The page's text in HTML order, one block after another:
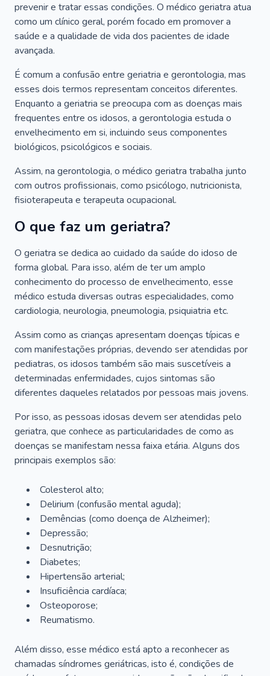
prevenir e tratar essas condições. O médico geriatra atua
como um clínico geral, porém focado em promover a
saúde e a qualidade de vida dos pacientes de idade
avançada.
É comum a confusão entre geriatria e gerontologia, mas
esses dois termos representam conceitos diferentes.
Enquanto a geriatria se preocupa com as doenças mais
frequentes entre os idosos, a gerontologia estuda o
envelhecimento em si, incluindo seus componentes
biológicos, psicológicos e sociais.
Assim, na gerontologia, o médico geriatra trabalha junto
com outros profissionais, como psicólogo, nutricionista,
fisioterapeuta e terapeuta ocupacional.
O que faz um geriatra?
O geriatra se dedica ao cuidado da saúde do idoso de
forma global. Para isso, além de ter um amplo
conhecimento do processo de envelhecimento, esse
médico estuda diversas outras especialidades, como
cardiologia, neurologia, pneumologia, psiquiatria etc.
Assim como as crianças apresentam doenças típicas e
com manifestações próprias, devendo ser atendidas por
pediatras, os idosos também são mais suscetíveis a
determinadas enfermidades, cujos sintomas são
diferentes daqueles relatados por pessoas mais jovens.
Por isso, as pessoas idosas devem ser atendidas pelo
geriatra, que conhece as particularidades de como as
doenças se manifestam nessa faixa etária. Alguns dos
principais exemplos são:
Colesterol alto;
Delirium (confusão mental aguda);
Demências (como doença de Alzheimer);
Depressão;
Desnutrição;
Diabetes;
Hipertensão arterial;
Insuficiência cardíaca;
Osteoporose;
Reumatismo.
Além disso, esse médico está apto a reconhecer as
chamadas síndromes geriátricas, isto é, condições de